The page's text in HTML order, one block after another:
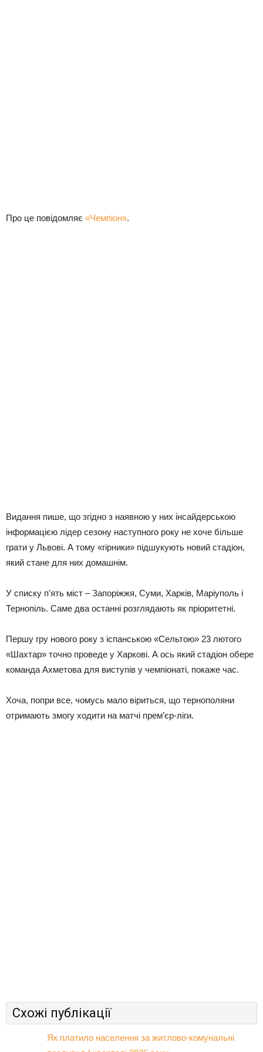
Про це повідомляє «Чемпіон».
Видання пише, що згідно з наявною у них інсайдерською
інформацією лідер сезону наступного року не хоче більше
грати у Львові. А тому «гірники» підшукують новий стадіон,
який стане для них домашнім.
У списку п’ять міст – Запоріжжя, Суми, Харків, Маріуполь і
Тернопіль. Саме два останні розглядають як пріоритетні.
Першу гру нового року з іспанською «Сельтою» 23 лютого
«Шахтар» точно проведе у Харкові. А ось який стадіон обере
команда Ахметова для виступів у чемпіонаті, покаже час.
Хоча, попри все, чомусь мало віриться, що тернополяни
отримають змогу ходити на матчі прем’єр-ліги.
Схожі публікації
Як платило населення за житлово-комунальні